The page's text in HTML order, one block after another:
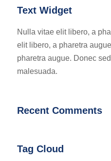
Text Widget
Nulla vitae elit libero, a
elit libero, a pharetra
pharetra augue. Donec
malesuada.
Recent Comments
Tag Cloud